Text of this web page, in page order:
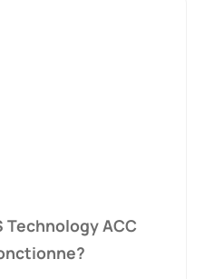
Technology ACC